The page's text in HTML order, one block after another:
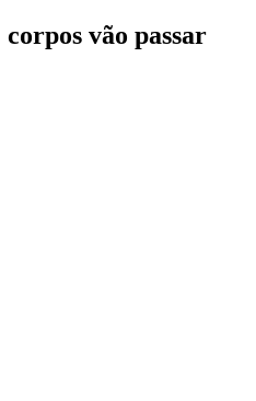
vão passar